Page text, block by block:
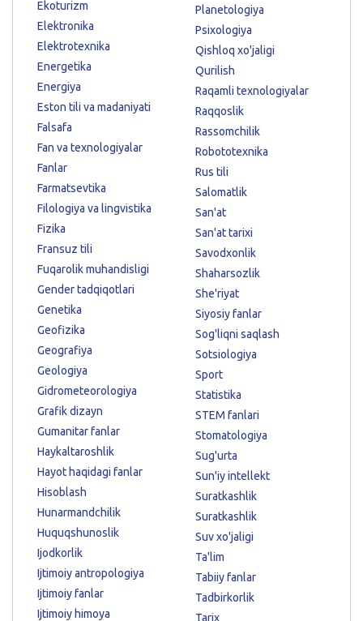
Ekoturizm
Elektronika
Elektrotexnika
Energetika
Energiya
Eston tili va madaniyati
Falsafa
Fan va texnologiyalar
Fanlar
Farmatsevtika
Filologiya va lingvistika
Fizika
Fransuz tili
Fuqarolik muhandisligi
Gender tadqiqotlari
Genetika
Geofizika
Geografiya
Geologiya
Gidrometeorologiya
Grafik dizayn
Gumanitar fanlar
Haykaltaroshlik
Hayot haqidagi fanlar
Hisoblash
Hunarmandchilik
Huquqshunoslik
Ijodkorlik
Ijtimoiy antropologiya
Ijtimoiy fanlar
Ijtimoiy himoya
Planetologiya
Psixologiya
Qishloq xo'jaligi
Qurilish
Raqamli texnologiyalar
Raqqoslik
Rassomchilik
Robototexnika
Rus tili
Salomatlik
San'at
San'at tarixi
Savodxonlik
Shaharsozlik
She'riyat
Siyosiy fanlar
Sog'liqni saqlash
Sotsiologiya
Sport
Statistika
STEM fanlari
Stomatologiya
Sug'urta
Sun'iy intellekt
Suratkashlik
Suratkashlik
Suv xo'jaligi
Ta'lim
Tabiiy fanlar
Tadbirkorlik
Tarix